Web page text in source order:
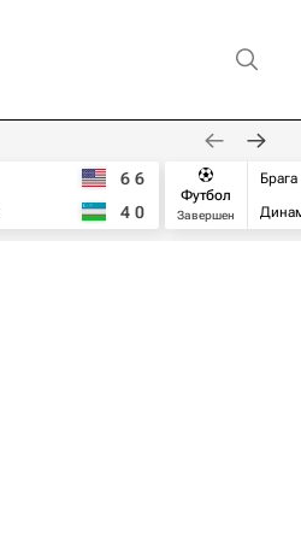
6 6
4 0
Футбол
Завершен
Брага